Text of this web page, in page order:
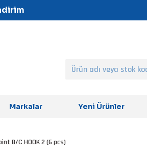
Markalar Yeni Ürünler
B/C HOOK 2 (6 pcs)